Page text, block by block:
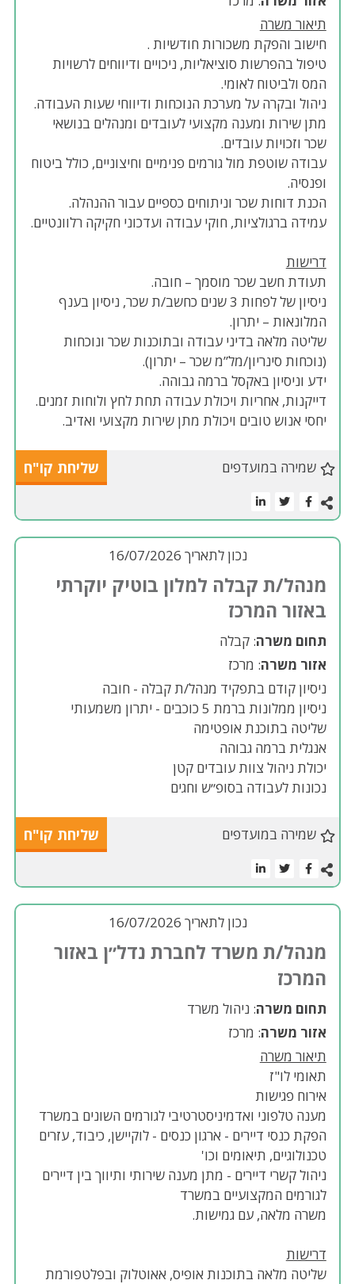
תיאור משרה
חישוב והפקת משכורות חודשיות .
טיפול בהפרשות סוציאליות, ניכויים ודיווחים לרשויות
המס ולביטוח לאומי.
ניהול ובקרה על מערכת הנוכחות ודיווחי שעות העבודה.
מתן שירות ומענה מקצועי לעובדים ומנהלים בנושאי
שכר וזכויות עובדים.
עבודה שוטפת מול גורמים פנימיים וחיצוניים, כולל ביטוח
ופנסיה.
הכנת דוחות שכר וניתוחים כספיים עבור ההנהלה.
עמידה ברגולציות, חוקי עבודה ועדכוני חקיקה רלוונטיים.
דרישות
תעודת חשב שכר מוסמך – חובה.
ניסיון של לפחות 3 שנים כחשב/ת שכר, ניסיון בענף
המלונאות – יתרון.
שליטה מלאה בדיני עבודה ובתוכנות שכר ונוכחות
(נוכחות סינריון/מל”מ שכר – יתרון).
ידע וניסיון באקסל ברמה גבוהה.
דייקנות, אחריות ויכולת עבודה תחת לחץ ולוחות זמנים.
יחסי אנוש טובים ויכולת מתן שירות מקצועי ואדיב.
שמירה במועדפים שליחת קו"ח
נכון לתאריך 16/07/2026
מנהל/ת קבלה למלון בוטיק יוקרתי
באזור המרכז
תחום משרה: קבלה
אזור משרה: מרכז
ניסיון קודם בתפקיד מנהל/ת קבלה - חובה
ניסיון ממלונות ברמת 5 כוכבים - יתרון משמעותי
שליטה בתוכנת אופטימה
אנגלית ברמה גבוהה
יכולת ניהול צוות עובדים קטן
נכונות לעבודה בסופ״ש וחגים
שמירה במועדפים שליחת קו"ח
נכון לתאריך 16/07/2026
מנהל/ת משרד לחברת נדל״ן באזור
המרכז
תחום משרה: ניהול משרד
אזור משרה: מרכז
תיאור משרה
תאומי לו"ז
אירוח פגישות
מענה טלפוני ואדמיניסטרטיבי לגורמים השונים במשרד
הפקת כנסי דיירים - ארגון כנסים - לוקיישן, כיבוד, עזרים
טכנולוגיים, תיאומים וכו'
ניהול קשרי דיירים - מתן מענה שירותי ותיווך בין דיירים
לגורמים המקצועיים במשרד
משרה מלאה, עם גמישות.
דרישות
שליטה מלאה בתוכנות אופיס, אאוטלוק ובפלטפורמת